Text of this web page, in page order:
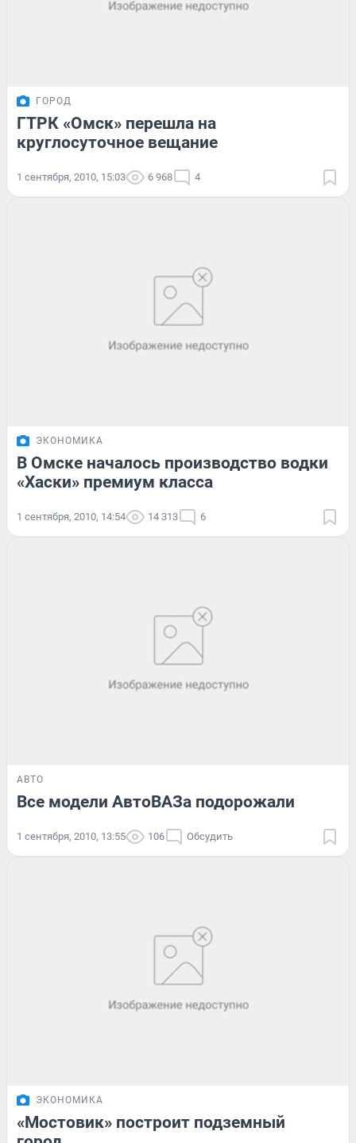
ГОРОД
ГТРК «Омск» перешла на
круглосуточное вещание
1 сентября, 2010, 15:03 6 968 4
ЭКОНОМИКА
В Омске началось производство водки
«Хаски» премиум класса
1 сентября, 2010, 14:54 14 313 6
АВТО
Все модели АвтоВАЗа подорожали
1 сентября, 2010, 13:55 106 Обсудить
ЭКОНОМИКА
«Мостовик» построит подземный